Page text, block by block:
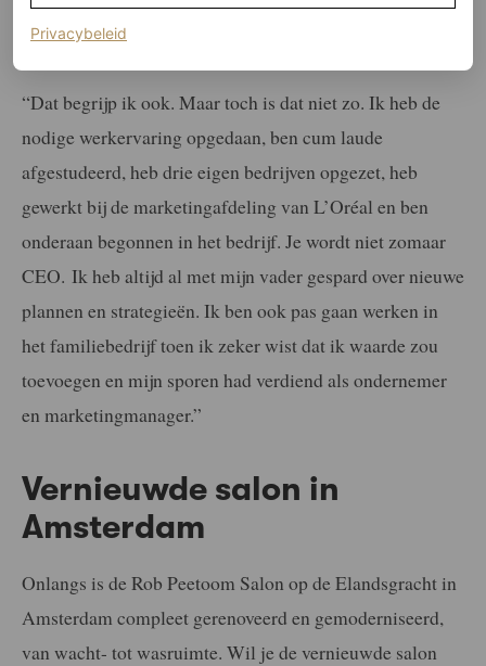
geworpen krijgt, zonder daar de juiste ervaring
en kunde voor te hebben. Hoe denk jij daarover?
“Dat begrijp ik ook. Maar toch is dat niet zo. Ik heb de
nodige werkervaring opgedaan, ben cum laude
afgestudeerd, heb drie eigen bedrijven opgezet, heb
gewerkt bij de marketingafdeling van L’Oréal en ben
onderaan begonnen in het bedrijf. Je wordt niet zomaar
CEO. Ik heb altijd al met mijn vader gespard over nieuwe
plannen en strategieën. Ik ben ook pas gaan werken in
het familiebedrijf toen ik zeker wist dat ik waarde zou
toevoegen en mijn sporen had verdiend als ondernemer
en marketingmanager.”
Vernieuwde salon in
Amsterdam
Onlangs is de Rob Peetoom Salon op de Elandsgracht in
Amsterdam compleet gerenoveerd en gemoderniseerd,
van wacht- tot wasruimte. Wil je de vernieuwde salon
Privacybeleid